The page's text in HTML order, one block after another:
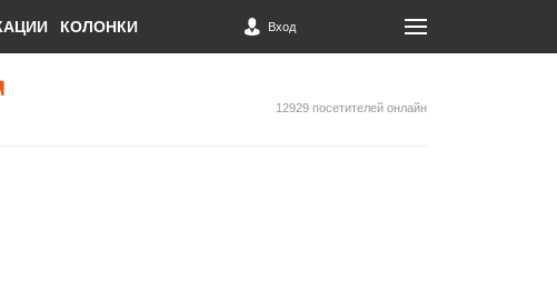
КОЛОНКИ Вход
12929 посетителей онлайн